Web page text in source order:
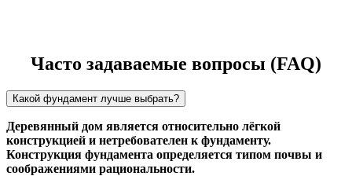
Часто задаваемые вопросы (FAQ)
Какой фундамент лучше выбрать?
Деревянный дом является относительно лёгкой
конструкцией и нетребователен к фундаменту.
Конструкция фундамента определяется типом почвы и
соображениями рациональности.